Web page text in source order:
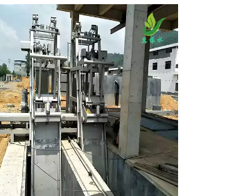
用途：泵站,污水处理,渠道,河道,化工,纺织,给
排水工程